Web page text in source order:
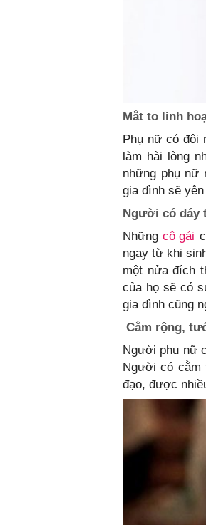
Mắt to linh
Phụ nữ có đôi
làm hài lòng
những phụ nữ
gia đình sẽ
Người có dáy
Nhữngcô gái
ngay từ khi
một nửa đích
của họ sẽ có
gia đình cũng
Cằm rộng,
Người phụ nữ
Người có cằm
đạo, được